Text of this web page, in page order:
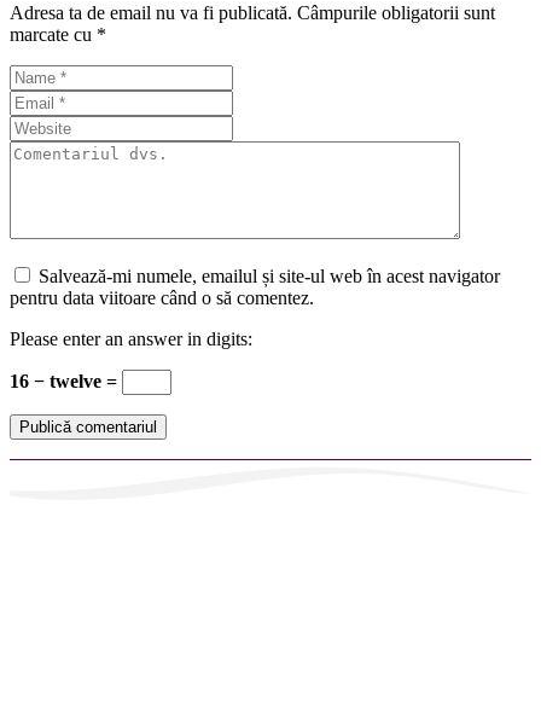
Adresa ta de email nu va fi publicată. Câmpurile obligatorii sunt
marcate cu *
Salvează-mi numele, emailul și site-ul web în acest navigator
pentru data viitoare când o să comentez.
Please enter an answer in digits:
16 − twelve =